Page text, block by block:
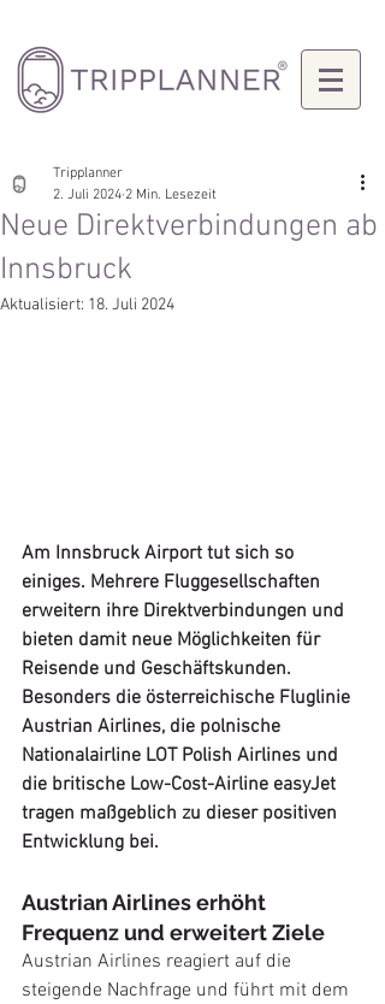
Neue Direktverbindungen ab
Innsbruck
Tripplanner
2. Juli 2024 2 Min. Lesezeit
Aktualisiert: 18. Juli 2024
Am Innsbruck Airport tut sich so
einiges. Mehrere Fluggesellschaften
erweitern ihre Direktverbindungen und
bieten damit neue Möglichkeiten für
Reisende und Geschäftskunden.
Besonders die österreichische Fluglinie
Austrian Airlines, die polnische
Nationalairline LOT Polish Airlines und
die britische Low-Cost-Airline easyJet
tragen maßgeblich zu dieser positiven
Entwicklung bei.
Austrian Airlines erhöht
Frequenz und erweitert Ziele
Austrian Airlines reagiert auf die
steigende Nachfrage und führt mit dem